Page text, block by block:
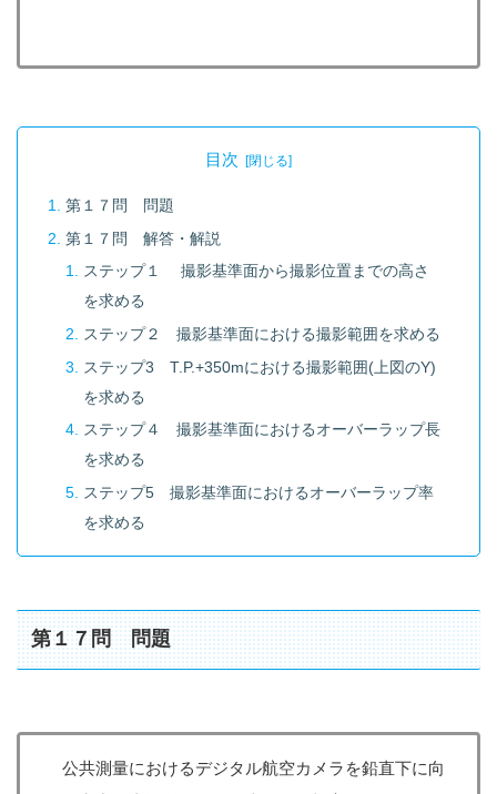
目次
第１７問 問題
第１７問 解答・解説
ステップ１ 撮影基準面から撮影位置までの高さ
を求める
ステップ２ 撮影基準面における撮影範囲を求める
ステップ3 T.P.+350mにおける撮影範囲(上図のY)
を求める
ステップ４ 撮影基準面におけるオーバーラップ長
を求める
ステップ5 撮影基準面におけるオーバーラップ率
を求める
第１７問 問題
公共測量におけるデジタル航空カメラを鉛直下に向